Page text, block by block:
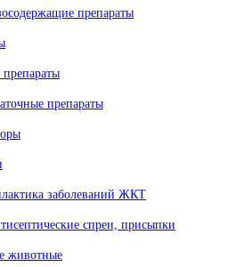
препараты
препараты
препараты
заболеваний ЖКТ
спреи, присыпки
животные